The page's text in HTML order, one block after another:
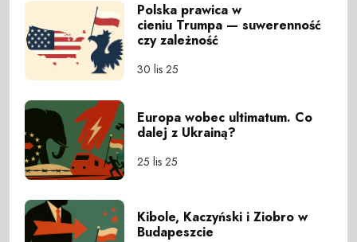
Polska prawica w
cieniu Trumpa — suwerenność
czy zależność
30 lis 25
Europa wobec ultimatum. Co
dalej z Ukrainą?
25 lis 25
Kibole, Kaczyński i Ziobro w
Budapeszcie